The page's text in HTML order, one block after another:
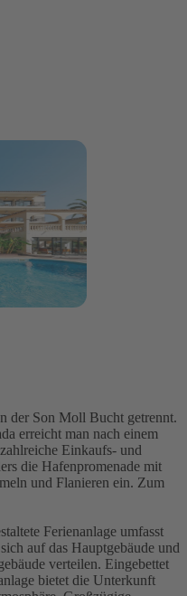
der Son Moll Bucht getrennt.
erreicht man nach einem
Einkaufs- und
die Hafenpromenade mit
und Flanieren ein. Zum
Ferienanlage umfasst
auf das Hauptgebäude und
verteilen. Eingebettet
bietet die Unterkunft